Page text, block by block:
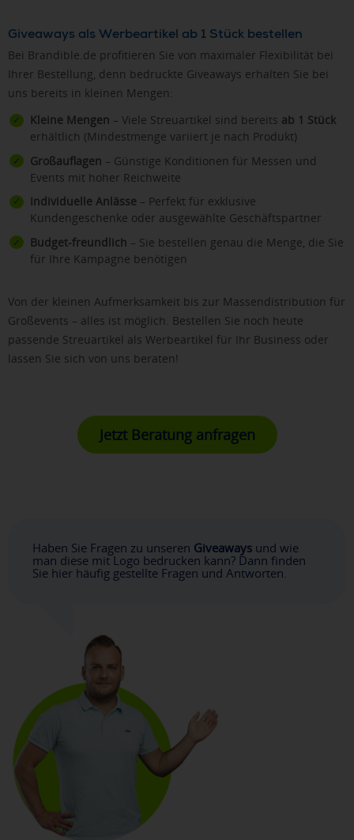
Giveaways als Werbeartikel ab 1 Stück bestellen
Bei Brandible.de profitieren Sie von maximaler Flexibilität bei
Ihrer Bestellung, denn bedruckte Giveaways erhalten Sie bei
uns bereits in kleinen Mengen:
Kleine Mengen – Viele Streuartikel sind bereits ab 1 Stück
erhältlich (Mindestmenge variiert je nach Produkt)
Großauflagen – Günstige Konditionen für Messen und
Events mit hoher Reichweite
Individuelle Anlässe – Perfekt für exklusive
Kundengeschenke oder ausgewählte Geschäftspartner
Budget-freundlich – Sie bestellen genau die Menge, die Sie
für Ihre Kampagne benötigen
Von der kleinen Aufmerksamkeit bis zur Massendistribution für
Großevents – alles ist möglich. Bestellen Sie noch heute
passende Streuartikel als Werbeartikel für Ihr Business oder
lassen Sie sich von uns beraten!
Jetzt Beratung anfragen
Haben Sie Fragen zu unseren Giveawaysund wie
man diese mit Logo bedrucken kann? Dann finden
Sie hier häufig gestellte Fragen und Antworten.